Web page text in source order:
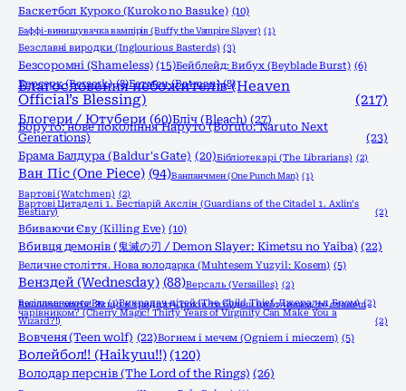
Баскетбол Куроко (Kuroko no Basuke) (10)
Баффі-винищувачка вампірів (Buffy the Vampire Slayer) (1)
Безславні виродки (Inglourious Basterds) (3)
Безсоромні (Shameless) (15)Бейблейд: Вибух (Beyblade Burst) (6)
Берсерк (Berserk) (8)Бетмен (Batman) (8)
Благословення небожителів (Heaven
Official’s Blessing)
(217)
Блогери / Ютубери (60)Бліч (Bleach) (27)
Боруто: нове покоління Наруто (Boruto: Naruto Next
Generations)
(23)
Брама Балдура (Baldur's Gate) (20)Бібліотекарі (The Librarians) (2)
Ван Піс (One Piece) (94)Ванпанчмен (One Punch Man) (1)
Вартові (Watchmen) (2)
Вартові Цитаделі 1. Бестіарій Акслін (Guardians of the Citadel 1. Axlin’s
Bestiary)
(2)
Вбиваючи Єву (Killing Eve) (10)
Вбивця демонів (鬼滅の刃 / Demon Slayer: Kimetsu no Yaiba) (22)
Величне століття. Нова володарка (Muhtesem Yuzyil: Kosem) (5)
Венздей (Wednesday) (88)Версаль (Versailles) (2)
Весілля вченого Рю (1)Викрадач дітей (The Child Thief, Джеральд Бром) (2)
Вишнева магія! Якщо в тридцять років ти будеш цнотливим, то станеш
чарівником? (Cherry Magic! Thirty Years of Virginity Can Make You a
Wizard?!)
(2)
Вовченя (Teen wolf) (22)Вогнем і мечем (Ogniem i mieczem) (5)
Волейбол!! (Haikyuu!!) (120)
Володар перснів (The Lord of the Rings) (26)